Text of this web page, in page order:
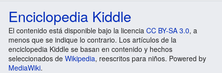
Enciclopedia Kiddle
El contenido está disponible bajo la licencia CC BY-SA 3.0, a
menos que se indique lo contrario. Los artículos de la
enciclopedia Kiddle se basan en contenido y hechos
seleccionados de Wikipedia, reescritos para niños. Powered by
MediaWiki.